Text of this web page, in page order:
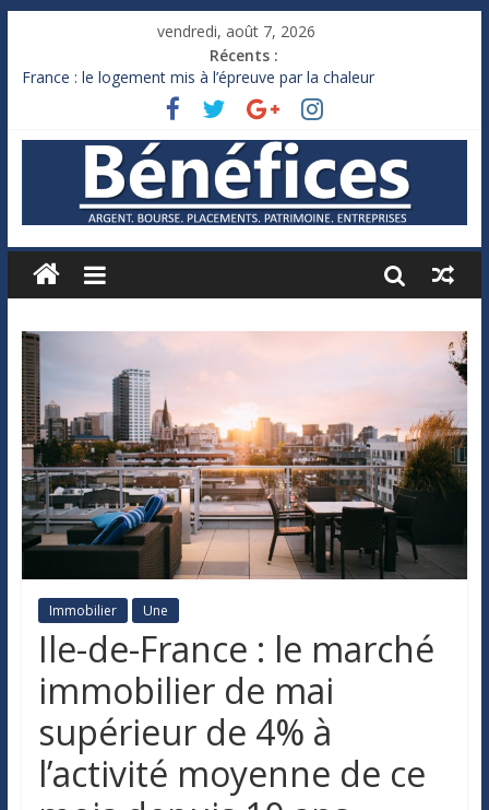
vendredi, août 7, 2026
Récents :
France : le logement mis à l’épreuve par la chaleur
Des milliards de dollars de droits de douane déjà remboursés
Royaume-Uni : Andy Burnham recule sur l’impôt
Xavier Niel, le milliardaire qui ne touche presque rien
Ruée des fortunes russes vers l’étranger
Immobilier Une
Ile-de-France : le marché
immobilier de mai
supérieur de 4% à
l’activité moyenne de ce